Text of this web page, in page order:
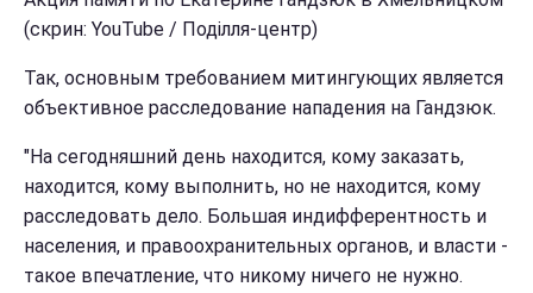
(скрин: YouTube / Поділля-центр)
Так, основным требованием митингующих является
объективное расследование нападения на Гандзюк.
"На сегодняшний день находится, кому заказать,
находится, кому выполнить, но не находится, кому
расследовать дело. Большая индифферентность и
населения, и правоохранительных органов, и власти -
такое впечатление, что никому ничего не нужно.